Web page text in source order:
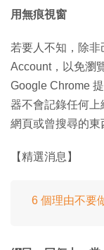
用無痕視窗
若要人不知，除
Account，以免瀏
Google Chrome
器不會記錄任何
網頁或曾搜尋的東
【精選消息】
6 個理由不要